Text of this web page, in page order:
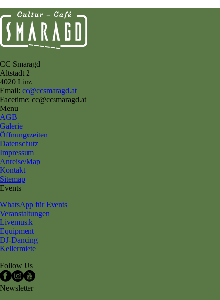
CC Smaragd
Altstadt 2
4020 Linz
Email: cc@ccsmaragd.at
Facetime: cc@ccsmaragd.at
Menu
AGB
Galerie
Öffnungszeiten
Datenschutz
Impressum
Anreise/Map
Kontakt
Sitemap
Events
WhatsApp für Events
Veranstaltungen
Livemusik
Equipment
DJ-Dancing
Kellermiete
Follow Us
Newsletter